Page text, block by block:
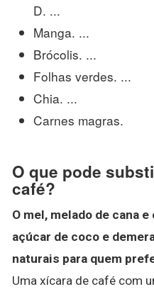
D. ...
Manga. ...
Brócolis. ...
Folhas verdes. ...
Chia. ...
Carnes magras.
O que pode
café?
O mel, melado de cana
açúcar de coco e
naturais para quem
Uma xícara de café com